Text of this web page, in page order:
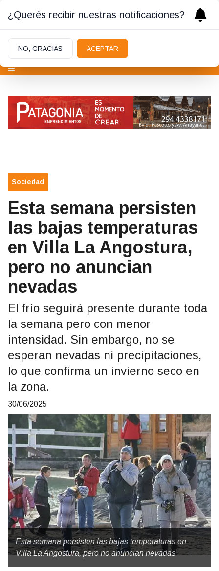
Sociedad
Esta semana persisten
las bajas temperaturas
en Villa La Angostura,
pero no anuncian
nevadas
El frío seguirá presente durante toda
la semana pero con menor
intensidad. Sin embargo, no se
esperan nevadas ni precipitaciones,
lo que confirma un invierno seco en
la zona.
30/06/2025
Esta semana persisten las bajas temperaturas en
Villa La Angostura, pero no anuncian nevadas
¿Querés recibir nuestras notificaciones?
NO, GRACIAS ACEPTAR